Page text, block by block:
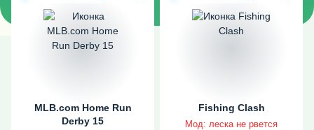
MLB.com Home Run
Derby 15
Fishing Clash
Мод: леска не рвется